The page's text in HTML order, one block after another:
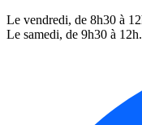
Le vendredi, de 8h30 à
Le samedi, de 9h30 à 12h.